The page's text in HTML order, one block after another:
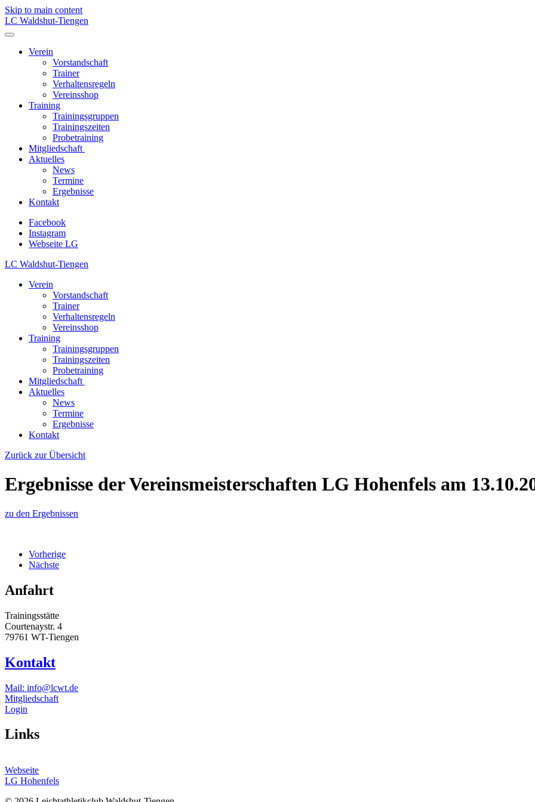
Skip to main content
LC Waldshut-Tiengen
Verein
Vorstandschaft
Trainer
Verhaltensregeln
Vereinsshop
Training
Trainingsgruppen
Trainingszeiten
Probetraining
Mitgliedschaft
Aktuelles
News
Termine
Ergebnisse
Kontakt
Facebook
Instagram
Webseite LG
LC Waldshut-Tiengen
Verein
Vorstandschaft
Trainer
Verhaltensregeln
Vereinsshop
Training
Trainingsgruppen
Trainingszeiten
Probetraining
Mitgliedschaft
Aktuelles
News
Termine
Ergebnisse
Kontakt
Zurück zur Übersicht
Ergebnisse der Vereinsmeisterschaften LG Hohenfels am
zu den Ergebnissen
Vorherige
Nächste
Anfahrt
Trainingsstätte
Courtenaystr. 4
79761 WT-Tiengen
Kontakt
Mail: info@lcwt.de
Mitgliedschaft
Login
Links
Webseite
LG Hohenfels